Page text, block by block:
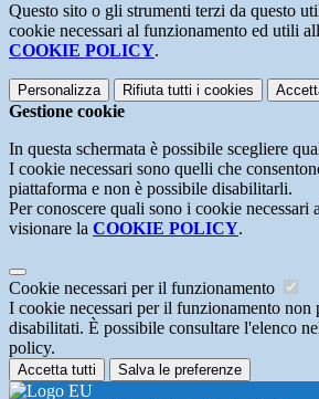
Questo sito o gli strumenti terzi da questo
cookie necessari al funzionamento ed utili
COOKIE POLICY.
Personalizza Rifiuta tutti i cookies
Gestione cookie
In questa schermata è possibile scegliere
I cookie necessari sono quelli che
piattaforma e non è possibile disabilitarli.
Per conoscere quali sono i cookie necessari
visionare la COOKIE POLICY.
Cookie necessari per il funzionamento
I cookie necessari per il funzionamento non
disabilitati. È possibile consultare l'elenco
policy.
Accetta tutti Salva le preferenze